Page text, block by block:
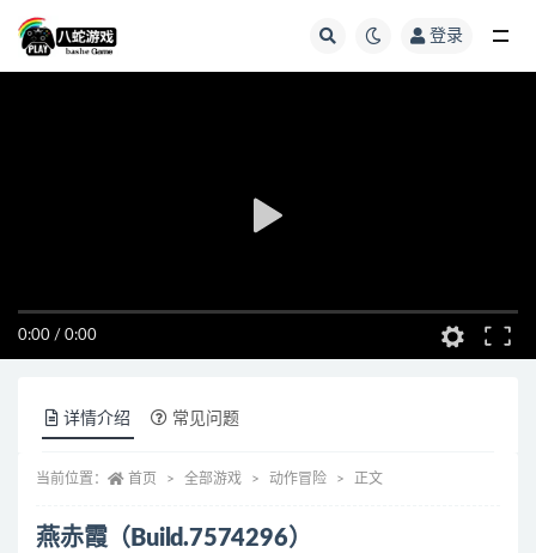
登录
0:00 / 0:00
详情介绍 常见问题
当前位置： 首页 全部游戏 动作冒险 正文
燕赤霞（Build.7574296）